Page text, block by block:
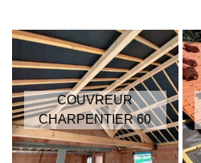
COUVREUR
CHARPENTIER 60